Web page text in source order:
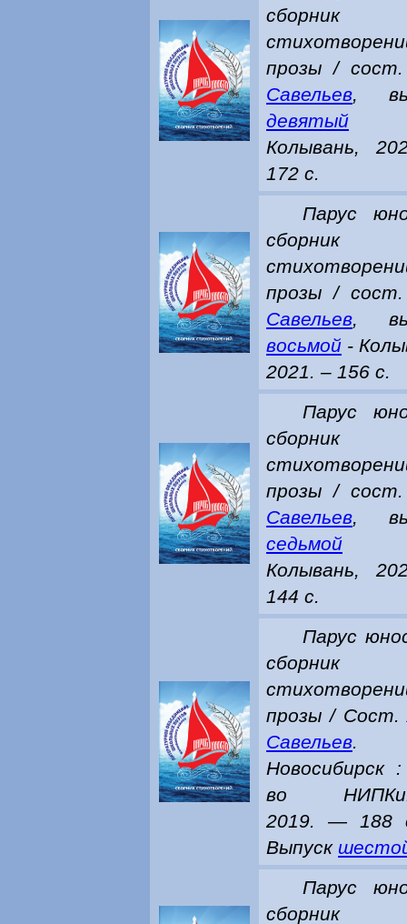
сборник
прозы /
Савельев,
девятый
Колывань,
172 с.
Парус
сборник
прозы /
Савельев,
восьмой -
2021. – 156 с.
Парус
сборник
прозы /
Савельев,
седьмой
Колывань,
144 с.
Парус
сборник
прозы / Сост.
Савельев.
Новосибирск
во
2019. — 188
Выпуск
Парус
сборник